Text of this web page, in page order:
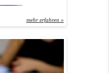
einem Adress-
Inhalte mit
das ist wohl der
Nicht nur Kleider
– auch […]
mehr erfahren »